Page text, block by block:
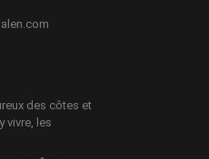
des côtes et
vivre, les